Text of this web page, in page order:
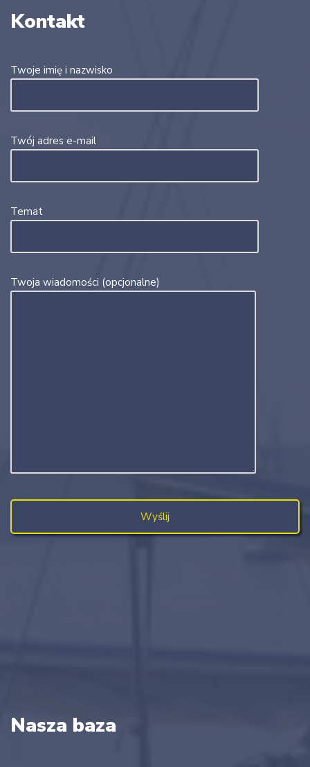
Kontakt
Twoje imię i nazwisko
Twój adres e-mail
Temat
Twoja wiadomości (opcjonalne)
Nasza baza